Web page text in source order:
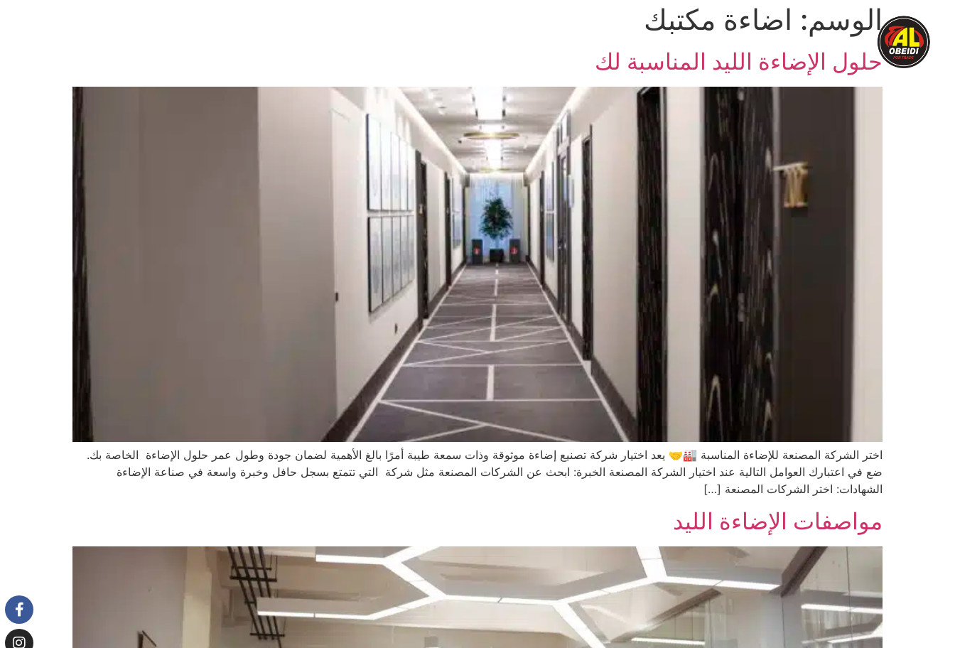
الوسم: اضاءة مكتبك
حلول الإضاءة الليد المناسبة لك
اختر الشركة المصنعة للإضاءة المناسبة 🏭🤝 يعد اختيار شركة تصنيع إضاءة موثوقة وذات سمعة طيبة أمرًا بالغ الأهمية لضمان جودة وطول عمر حلول الإضاءة الخاصة بك.
ضع في اعتبارك العوامل التالية عند اختيار الشركة المصنعة الخبرة: ابحث عن الشركات المصنعة مثل شركة التي تتمتع بسجل حافل وخبرة واسعة في صناعة الإضاءة
الشهادات: اختر الشركات المصنعة […]
مواصفات الإضاءة الليد